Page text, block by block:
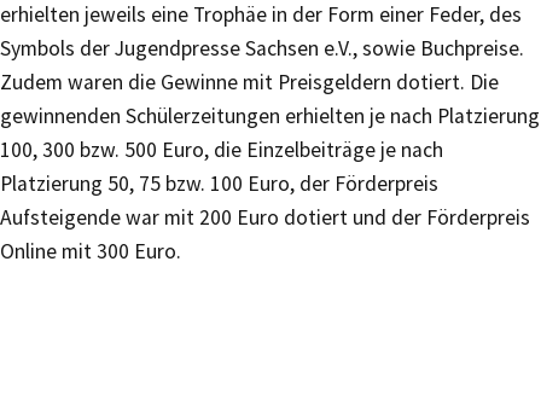
erhielten jeweils eine Trophäe in der Form einer Feder, des
Symbols der Jugendpresse Sachsen e.V., sowie Buchpreise.
Zudem waren die Gewinne mit Preisgeldern dotiert. Die
gewinnenden Schülerzeitungen erhielten je nach Platzierung
100, 300 bzw. 500 Euro, die Einzelbeiträge je nach
Platzierung 50, 75 bzw. 100 Euro, der Förderpreis
Aufsteigende war mit 200 Euro dotiert und der Förderpreis
Online mit 300 Euro.